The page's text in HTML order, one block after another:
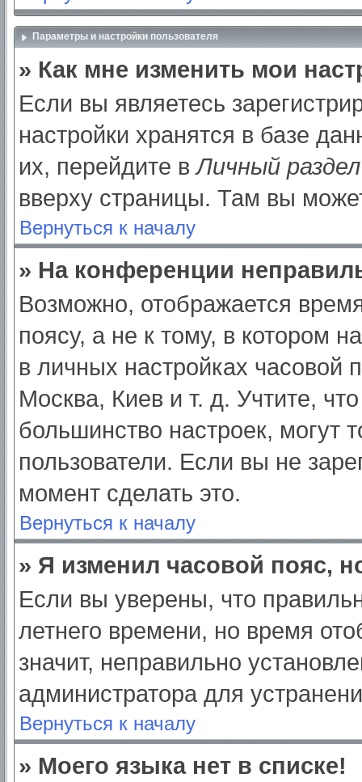
Параметры и настройки пользователя
» Как мне изменить мои
Если вы являетесь
настройки хранятся в базе
их, перейдите вЛичный раздел
вверху страницы. Там вы
Вернуться к началу
» На конференции
Возможно, отображается
поясу, а не к тому, в котором
в личных настройках часовой
Москва, Киев и т. д. Учтите,
большинство настроек, могут
пользователи. Если вы не
момент сделать это.
Вернуться к началу
» Я изменил часовой пояс,
Если вы уверены, что
летнего времени, но время
значит, неправильно
администратора для
Вернуться к началу
» Моего языка нет в списке!